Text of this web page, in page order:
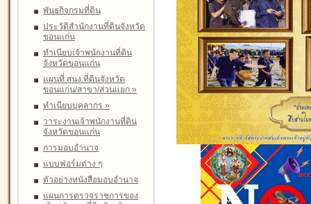
พันธกิจกรมที่ดิน
ประวัติสำนักงานที่ดินจังหวัด
ขอนแก่น
ทำเนียบเจ้าพนักงานที่ดิน
จังหวัดขอนแก่น
แผนที่ สนง.ที่ดินจังหวัด
ขอนแก่น/สาขา/ส่วนแยก »
ทำเนียบบุคลากร »
วาระงานเจ้าพนักงานที่ดิน
จังหวัดขอนแก่น
การมอบอำนาจ
แบบฟอร์มต่าง ๆ
ตัวอย่างหนังสือมอบอำนาจ
แผนการตรวจราชการของ